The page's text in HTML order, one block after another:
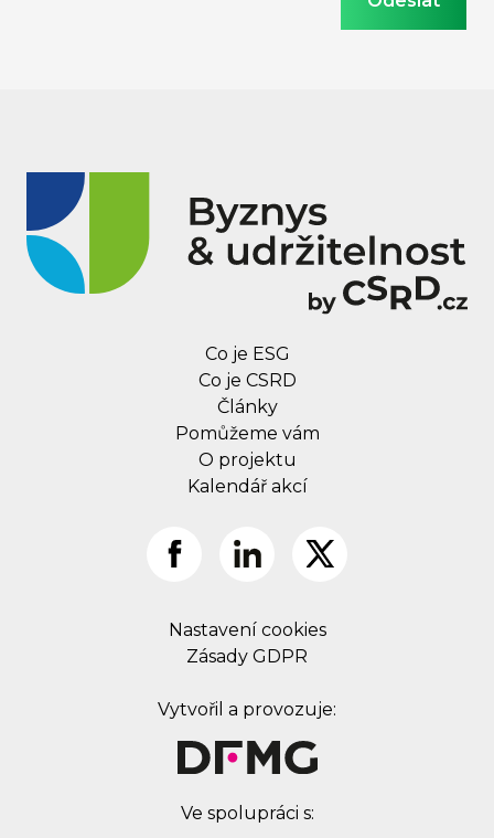
Co je ESG
Co je CSRD
Články
Pomůžeme vám
O projektu
Kalendář akcí
Nastavení cookies
Zásady GDPR
Vytvořil a provozuje:
Ve spolupráci s: